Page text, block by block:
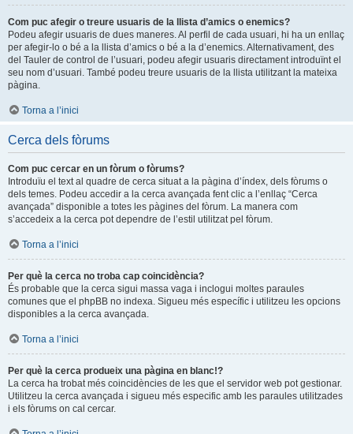
Com puc afegir o treure usuaris de la llista d’amics o enemics?
Podeu afegir usuaris de dues maneres. Al perfil de cada usuari, hi ha un enllaç
per afegir-lo o bé a la llista d’amics o bé a la d’enemics. Alternativament, des
del Tauler de control de l’usuari, podeu afegir usuaris directament introduïnt el
seu nom d’usuari. També podeu treure usuaris de la llista utilitzant la mateixa
pàgina.
Torna a l’inici
Cerca dels fòrums
Com puc cercar en un fòrum o fòrums?
Introduïu el text al quadre de cerca situat a la pàgina d’índex, dels fòrums o
dels temes. Podeu accedir a la cerca avançada fent clic a l’enllaç “Cerca
avançada” disponible a totes les pàgines del fòrum. La manera com
s’accedeix a la cerca pot dependre de l’estil utilitzat pel fòrum.
Torna a l’inici
Per què la cerca no troba cap coincidència?
És probable que la cerca sigui massa vaga i inclogui moltes paraules
comunes que el phpBB no indexa. Sigueu més específic i utilitzeu les opcions
disponibles a la cerca avançada.
Torna a l’inici
Per què la cerca produeix una pàgina en blanc!?
La cerca ha trobat més coincidències de les que el servidor web pot gestionar.
Utilitzeu la cerca avançada i sigueu més especific amb les paraules utilitzades
i els fòrums on cal cercar.